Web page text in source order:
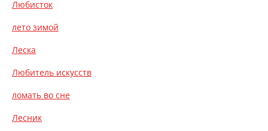
Любисток
лето зимой
Леска
Любитель искусств
ломать во сне
Лесник